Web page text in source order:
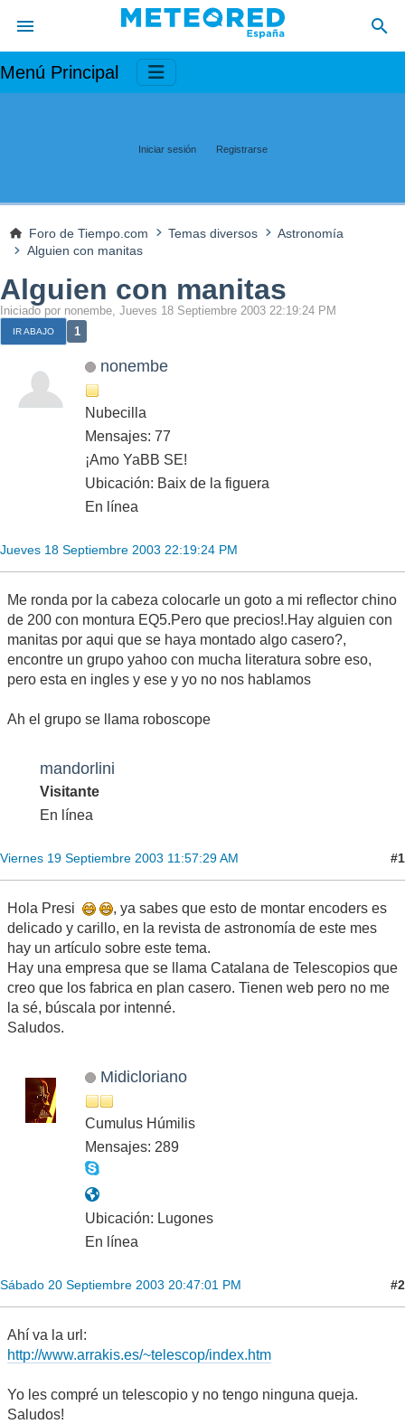
Menú Principal
Iniciar sesión Registrarse
Foro de Tiempo.com Temas diversos
Astronomía
Alguien con manitas
Alguien con manitas
Iniciado por nonembe, Jueves 18 Septiembre 2003 22:19:24 PM
IR ABAJO 1
nonembe
Nubecilla
Mensajes: 77
¡Amo YaBB SE!
Ubicación: Baix de la figuera
En línea
Jueves 18 Septiembre 2003 22:19:24 PM
Me ronda por la cabeza colocarle un goto a mi reflector chino
de 200 con montura EQ5.Pero que precios!.Hay alguien con
manitas por aqui que se haya montado algo casero?,
encontre un grupo yahoo con mucha literatura sobre eso,
pero esta en ingles y ese y yo no nos hablamos
Ah el grupo se llama roboscope
mandorlini
Visitante
En línea
Viernes 19 Septiembre 2003 11:57:29 AM #1
Hola Presi
, ya sabes que esto de montar encoders es
delicado y carillo, en la revista de astronomía de este mes
hay un artículo sobre este tema.
Hay una empresa que se llama Catalana de Telescopios que
creo que los fabrica en plan casero. Tienen web pero no me
la sé, búscala por intenné.
Saludos.
Midicloriano
Cumulus Húmilis
Mensajes: 289
Ubicación: Lugones
En línea
Sábado 20 Septiembre 2003 20:47:01 PM #2
Ahí va la url:
http://www.arrakis.es/~telescop/index.htm
Yo les compré un telescopio y no tengo ninguna queja.
Saludos!